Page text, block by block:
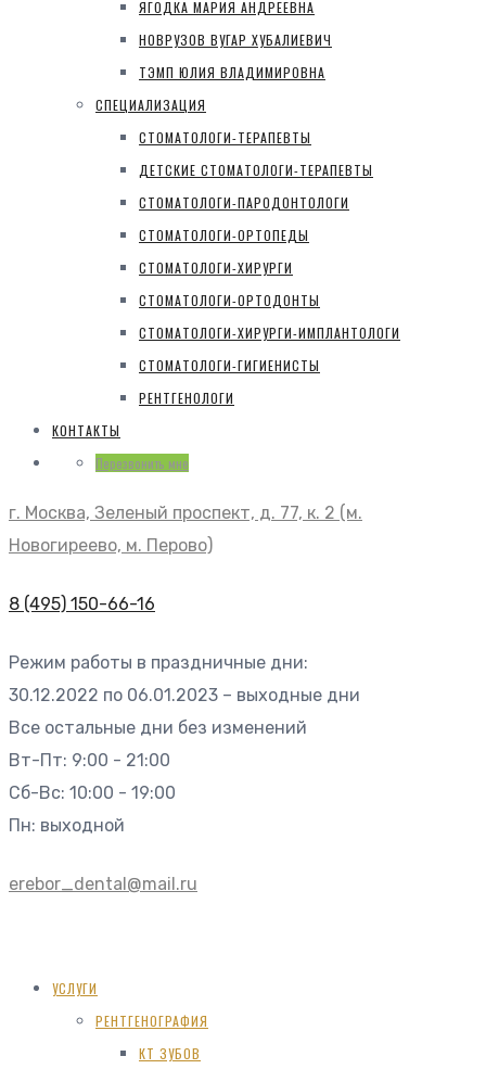
ЯГОДКА МАРИЯ АНДРЕЕВНА
НОВРУЗОВ ВУГАР ХУБАЛИЕВИЧ
ТЭМП ЮЛИЯ ВЛАДИМИРОВНА
СПЕЦИАЛИЗАЦИЯ
СТОМАТОЛОГИ-ТЕРАПЕВТЫ
ДЕТСКИЕ СТОМАТОЛОГИ-ТЕРАПЕВТЫ
СТОМАТОЛОГИ-ПАРОДОНТОЛОГИ
СТОМАТОЛОГИ-ОРТОПЕДЫ
СТОМАТОЛОГИ-ХИРУРГИ
СТОМАТОЛОГИ-ОРТОДОНТЫ
СТОМАТОЛОГИ-ХИРУРГИ-ИМПЛАНТОЛОГИ
СТОМАТОЛОГИ-ГИГИЕНИСТЫ
РЕНТГЕНОЛОГИ
КОНТАКТЫ
Перезвонить мне
г. Москва, Зеленый проспект, д. 77, к. 2 (м.
Новогиреево, м. Перово)
8 (495) 150-66-16
Режим работы в праздничные дни:
30.12.2022 по 06.01.2023 – выходные дни
Все остальные дни без изменений
Вт-Пт: 9:00 - 21:00
Сб-Вс: 10:00 - 19:00
Пн: выходной
erebor_dental@mail.ru
УСЛУГИ
РЕНТГЕНОГРАФИЯ
КТ ЗУБОВ